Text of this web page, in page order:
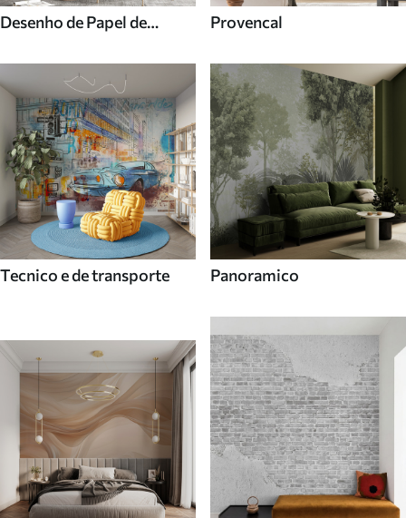
Desenho de Papel de
Provencal
Tecnico e de transporte Panoramico